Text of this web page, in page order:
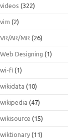
videos (322)
vim (2)
VR/AR/MR (26)
Web Designing (1)
wi-fi (1)
wikidata (10)
wikipedia (47)
wikisource (15)
wiktionary (11)